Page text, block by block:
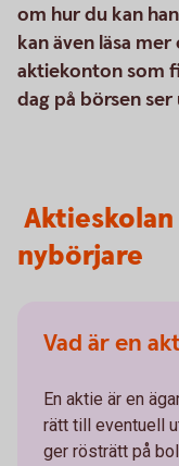
om hur du kan
kan även läsa
aktiekonton som
dag på börsen
nybörjare
Vad är en
En aktie är en
rätt till eventuell
ger rösträtt på